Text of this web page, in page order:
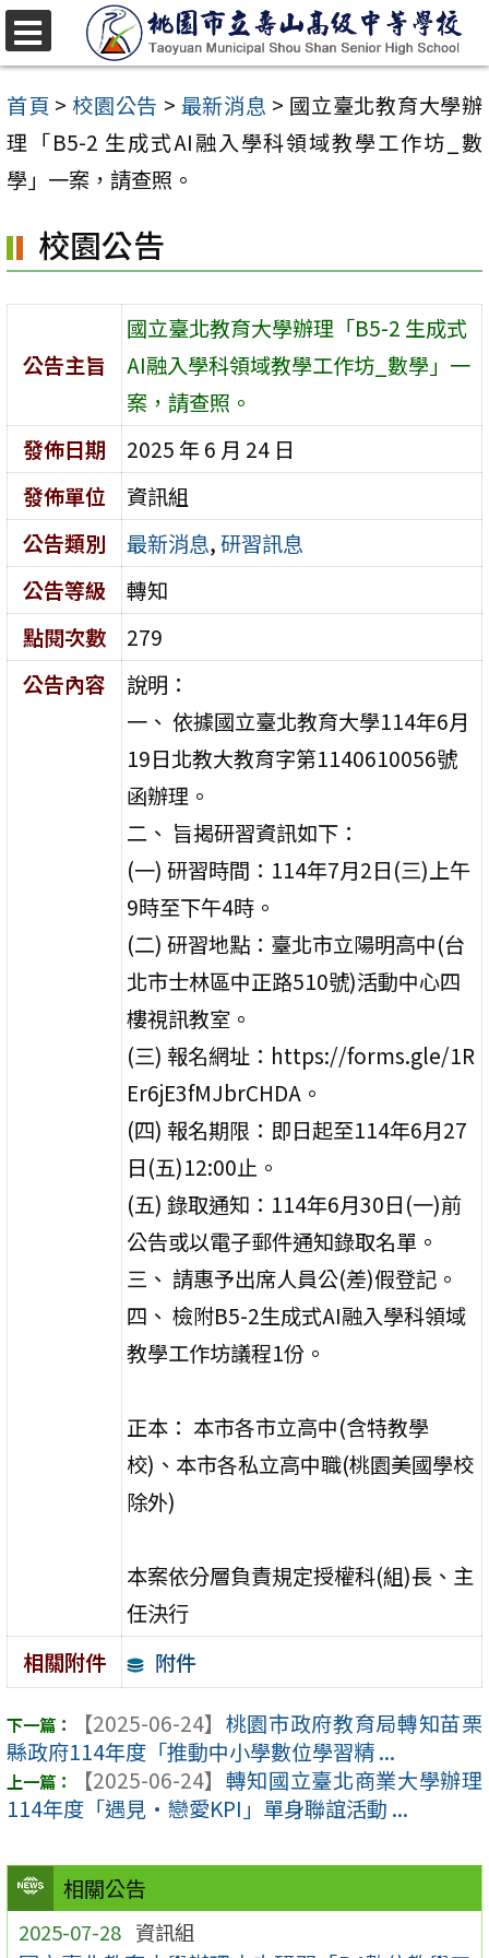
跳
至
主
要
內
區
首頁 > 校園公告 > 最新消息 > 國立臺北教育大學辦
理「B5-2 生成式AI融入學科領域教學工作坊_數
學」一案，請查照。
相關公告
2025-07-28 資訊組
校園公告
公告主旨
國立臺北教育大學辦理「B5-2 生成式
AI融入學科領域教學工作坊_數學」一
案，請查照。
發佈日期
2025 年 6 月 24 日
發佈單位
資訊組
公告類別
最新消息,研習訊息
公告等級
轉知
點閱次數
279
公告內容
說明：
一、 依據國立臺北教育大學114年6月
19日北教大教育字第1140610056號
函辦理。
二、 旨揭研習資訊如下：
(一) 研習時間：114年7月2日(三)上午
9時至下午4時。
(二) 研習地點：臺北市立陽明高中(台
北市士林區中正路510號)活動中心四
樓視訊教室。
(三) 報名網址：https://forms.gle/1R
Er6jE3fMJbrCHDA。
(四) 報名期限：即日起至114年6月27
日(五)12:00止。
(五) 錄取通知：114年6月30日(一)前
公告或以電子郵件通知錄取名單。
三、 請惠予出席人員公(差)假登記。
四、 檢附B5-2生成式AI融入學科領域
教學工作坊議程1份。
正本： 本市各市立高中(含特教學
校)、本市各私立高中職(桃園美國學校
除外)
本案依分層負責規定授權科(組)長、主
任決行
相關附件
附件
【2025-06-24】 桃園市政府教育局轉知苗栗
縣政府114年度「推動中小學數位學習精 ...
【2025-06-24】 轉知國立臺北商業大學辦理
114年度「遇見·戀愛KPI」單身聯誼活動 ...
選
單